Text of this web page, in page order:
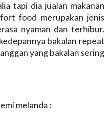
tapi dia jualan makanan
food merupakan jenis
nyaman dan terhibur.
bakalan repeat
yang bakalan sering
melanda :